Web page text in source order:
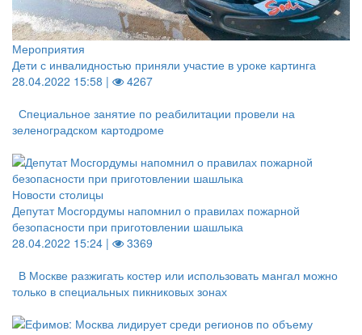
Мероприятия
Дети с инвалидностью приняли участие в уроке картинга
28.04.2022 15:58 |
4267
Специальное занятие по реабилитации провели на
зеленоградском картодроме
Новости столицы
Депутат Мосгордумы напомнил о правилах пожарной
безопасности при приготовлении шашлыка
28.04.2022 15:24 |
3369
В Москве разжигать костер или использовать мангал можно
только в специальных пикниковых зонах